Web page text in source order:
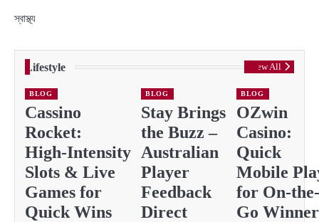
স্বাস্থ্য
Lifestyle View All
BLOG
Cassino
Rocket:
High‑Intensity
Slots & Live
Games for
Quick Wins
BLOG
Stay Brings
the Buzz –
Australian
Player
Feedback
Direct
BLOG
OZwin
Casino:
Quick
Mobile
for On-the-
Go